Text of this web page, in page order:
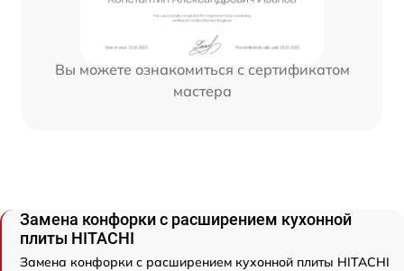
Вы можете ознакомиться с сертификатом
мастера
Замена конфорки с расширением кухонной
плиты HITACHI
Замена конфорки с расширением кухонной плиты HITACHI